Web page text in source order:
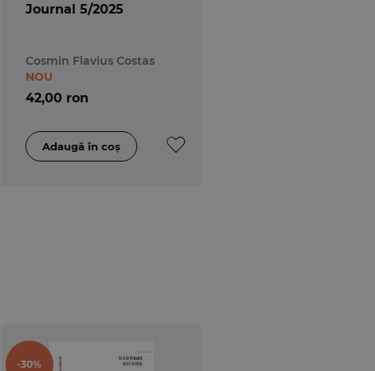
Journal 5/2025
Cosmin Flavius Costas
42,00 ron
NOU
-30%